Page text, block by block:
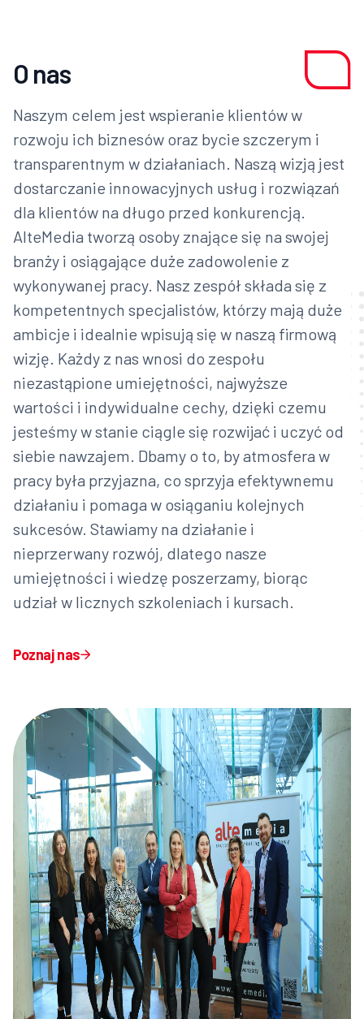
O nas
Naszym celem jest wspieranie klientów w
rozwoju ich biznesów oraz bycie szczerym i
transparentnym w działaniach. Naszą wizją jest
dostarczanie innowacyjnych usług i rozwiązań
dla klientów na długo przed konkurencją.
AlteMedia tworzą osoby znające się na swojej
branży i osiągające duże zadowolenie z
wykonywanej pracy. Nasz zespół składa się z
kompetentnych specjalistów, którzy mają duże
ambicje i idealnie wpisują się w naszą firmową
wizję. Każdy z nas wnosi do zespołu
niezastąpione umiejętności, najwyższe
wartości i indywidualne cechy, dzięki czemu
jesteśmy w stanie ciągle się rozwijać i uczyć od
siebie nawzajem. Dbamy o to, by atmosfera w
pracy była przyjazna, co sprzyja efektywnemu
działaniu i pomaga w osiąganiu kolejnych
sukcesów. Stawiamy na działanie i
nieprzerwany rozwój, dlatego nasze
umiejętności i wiedzę poszerzamy, biorąc
udział w licznych szkoleniach i kursach.
Poznaj nas